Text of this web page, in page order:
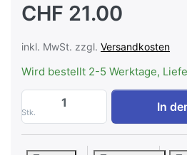
CHF 21.00
inkl. MwSt. zzgl. Versandkosten
Wird bestellt 2-5 Werktage,
Stk.
FORS 15027
In